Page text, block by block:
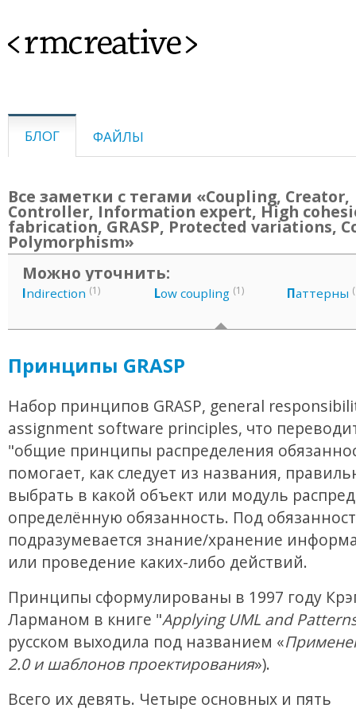
<rmcreative>
БЛОГ ФАЙЛЫ
Все заметки с тегами «Coupling, Creator,
Controller, Information expert, High
fabrication, GRASP, Protected variations,
Polymorphism»
Можно уточнить:
Indirection (1) Low coupling (1) Паттерны
Принципы GRASP
Набор принципов GRASP, general
assignment software principles, что
"общие принципы распределения
помогает, как следует из названия,
выбрать в какой объект или модуль
определённую обязанность. Под
подразумевается знание/хранение
или проведение каких-либо действий.
Принципы сформулированы в 1997 году
Ларманом в книге "Applying UML and
русском выходила под названием «
2.0 и шаблонов проектирования»).
Всего их девять. Четыре основных и пять